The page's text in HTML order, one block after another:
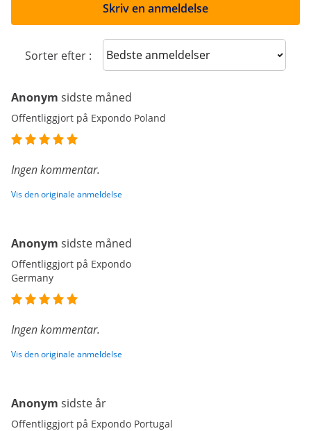
Skriv en anmeldelse
Sorter efter : Sort reviews
Anonym sidste måned
Offentliggjort på Expondo Poland
Ingen kommentar.
Vis den originale anmeldelse
Anonym sidste måned
Offentliggjort på Expondo
Germany
Ingen kommentar.
Vis den originale anmeldelse
Anonym sidste år
Offentliggjort på Expondo Portugal